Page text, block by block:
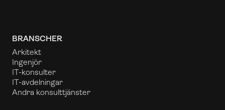
BRANSCHER
Arkitekt
Ingenjör
IT-konsulter
IT-avdelningar
Andra konsulttjänster